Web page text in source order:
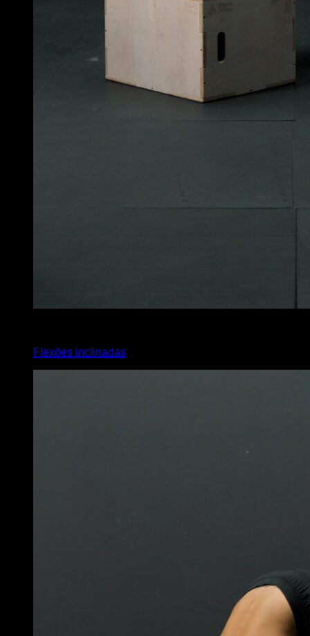
Flexões inclinadas